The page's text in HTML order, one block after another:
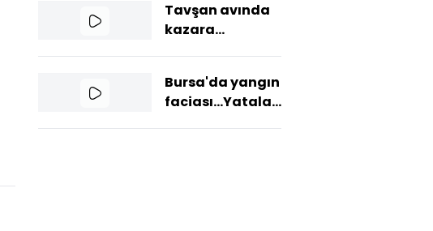
Tavşan avında
kazara
Bursa'da yangın
faciası...Yatalak